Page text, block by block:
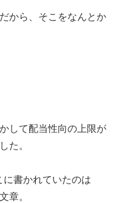
から、そこをなんとか
して配当性向の上限が
た。
書かれていたのは
章。